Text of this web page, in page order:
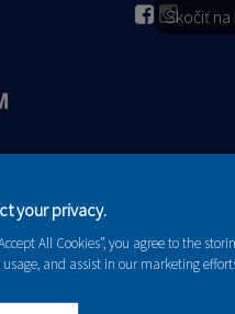
Skočiť na
your privacy.
All Cookies”, you agree to the
and assist in our marketing